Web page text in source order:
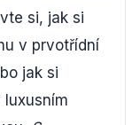
si, jak si
v prvotřídní
jak si